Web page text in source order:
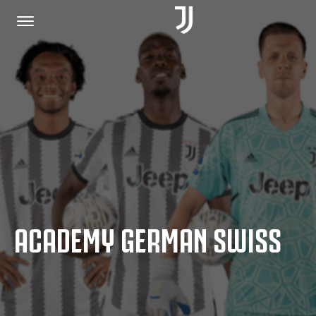
HOME
JOIN US
PRIVACY POLICY
JUVENTUS.COM
SHOP
ACADEMY GERMAN SWISS